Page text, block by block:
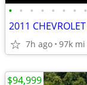
• • • • • • • •
7h ago 97k mi
$94,999